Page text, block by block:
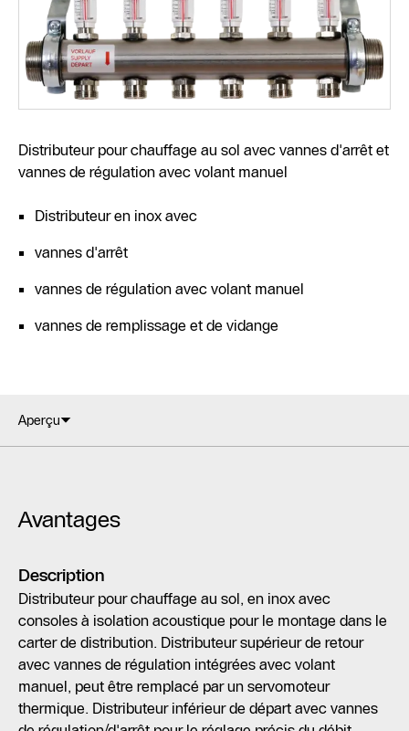
Distributeur pour chauffage au sol avec vannes d'arrêt et
vannes de régulation avec volant manuel
Distributeur en inox avec
vannes d'arrêt
vannes de régulation avec volant manuel
vannes de remplissage et de vidange
Aperçu
Avantages
Description
Distributeur pour chauffage au sol, en inox avec
consoles à isolation acoustique pour le montage dans le
carter de distribution. Distributeur supérieur de retour
avec vannes de régulation intégrées avec volant
manuel, peut être remplacé par un servomoteur
thermique. Distributeur inférieur de départ avec vannes